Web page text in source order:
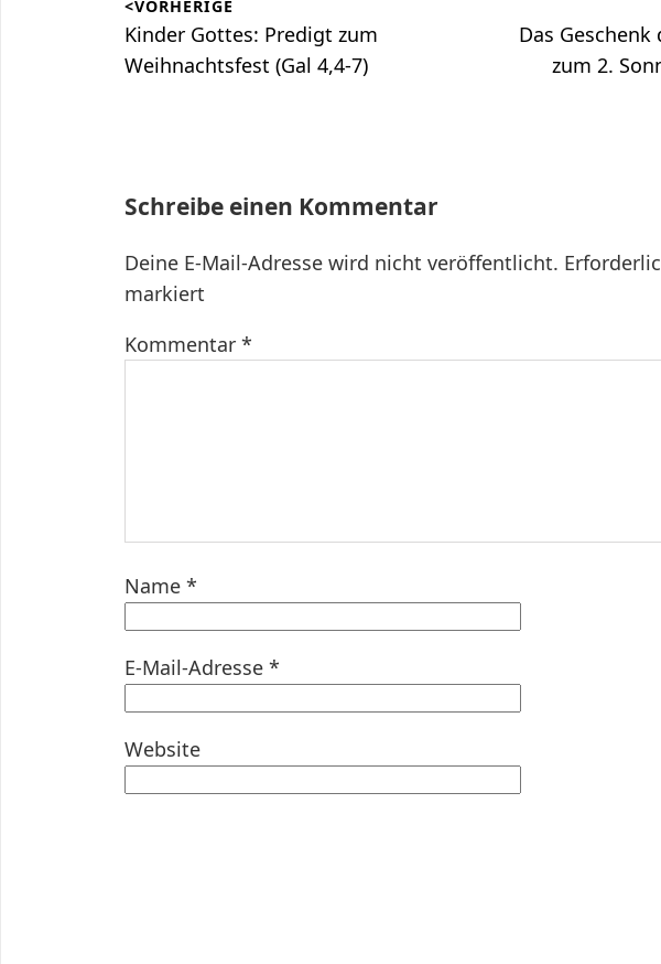
<VORHERIGE
Vorheriger
Beitrag:
Kinder Gottes: Predigt zum
Weihnachtsfest (Gal 4,4-7)
Nächster
Beitrag:
Das
zum 2.
Schreibe einen Kommentar
Deine E-Mail-Adresse wird nicht veröffentlicht.
markiert
Kommentar *
Name *
E-Mail-Adresse *
Website